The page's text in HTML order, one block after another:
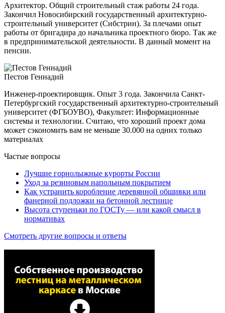
Архитектор. Общий строительный стаж работы 24 года.
Закончил Новосибирский государственный архитектурно-
строительный университет (Сибстрин). За плечами опыт
работы от бригадира до начальника проектного бюро. Так же
в предпринимательской деятельности. В данный момент на
пенсии.
Пестов Геннадий
Инженер-проектировщик. Опыт 3 года. Закончила Санкт-
Петербургский государственный архитектурно-строительный
университет (ФГБОУВО), Факультет: Информационные
системы и технологии. Считаю, что хороший проект дома
может сэкономить вам не меньше 30.000 на одних только
материалах
Частые вопросы
Лучшие горнолыжные курорты России
Уход за резиновым напольным покрытием
Как устранить коробление деревянной обшивки или
фанерной подложки на бетонной лестнице
Высота ступеньки по ГОСТу — или какой смысл в
нормативах
Смотреть другие вопросы и ответы